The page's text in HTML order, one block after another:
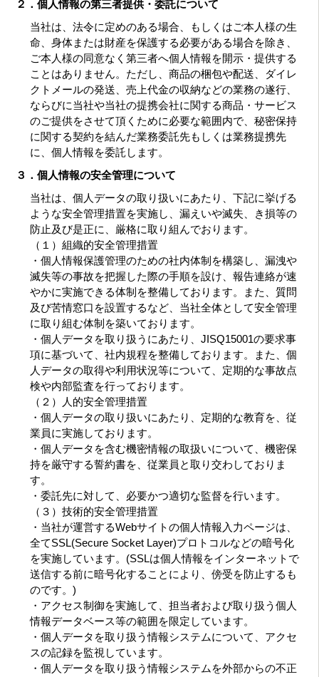
２．個人情報の第三者提供・委託について
当社は、法令に定めのある場合、もしくはご本人様の生
命、身体または財産を保護する必要がある場合を除き、
ご本人様の同意なく第三者へ個人情報を開示・提供する
ことはありません。ただし、商品の梱包や配送、ダイレ
クトメールの発送、売上代金の収納などの業務の遂行、
ならびに当社や当社の提携会社に関する商品・サービス
のご提供をさせて頂くために必要な範囲内で、秘密保持
に関する契約を結んだ業務委託先もしくは業務提携先
に、個人情報を委託します。
３．個人情報の安全管理について
当社は、個人データの取り扱いにあたり、下記に挙げる
ような安全管理措置を実施し、漏えいや滅失、き損等の
防止及び是正に、厳格に取り組んでおります。
（１）組織的安全管理措置
・個人情報保護管理のための社内体制を構築し、漏洩や
滅失等の事故を把握した際の手順を設け、報告連絡が速
やかに実施できる体制を整備しております。また、質問
及び苦情窓口を設置するなど、当社全体として安全管理
に取り組む体制を築いております。
・個人データを取り扱うにあたり、JISQ15001の要求事
項に基づいて、社内規程を整備しております。また、個
人データの取得や利用状況等について、定期的な事故点
検や内部監査を行っております。
（２）人的安全管理措置
・個人データの取り扱いにあたり、定期的な教育を、従
業員に実施しております。
・個人データを含む機密情報の取扱いについて、機密保
持を厳守する誓約書を、従業員と取り交わしておりま
す。
・委託先に対して、必要かつ適切な監督を行います。
（３）技術的安全管理措置
・当社が運営するWebサイトの個人情報入力ページは、
全てSSL(Secure Socket Layer)プロトコルなどの暗号化
を実施しています。(SSLは個人情報をインターネットで
送信する前に暗号化することにより、傍受を防止するも
のです。)
・アクセス制御を実施して、担当者および取り扱う個人
情報データベース等の範囲を限定しています。
・個人データを取り扱う情報システムについて、アクセ
スの記録を監視しています。
・個人データを取り扱う情報システムを外部からの不正